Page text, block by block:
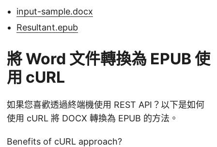
input-sample.docx
Resultant.epub
將 Word 文件轉換為 EPUB 使
用 cURL
如果您喜歡透過終端機使用 REST API？以下是如何
使用 cURL 將 DOCX 轉換為 EPUB 的方法。
Benefits of cURL approach?